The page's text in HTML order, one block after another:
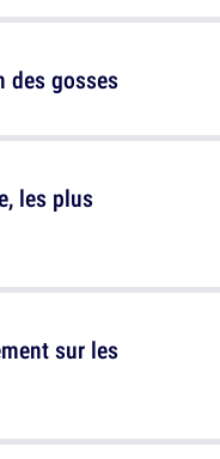
gosses
sur les
les plus